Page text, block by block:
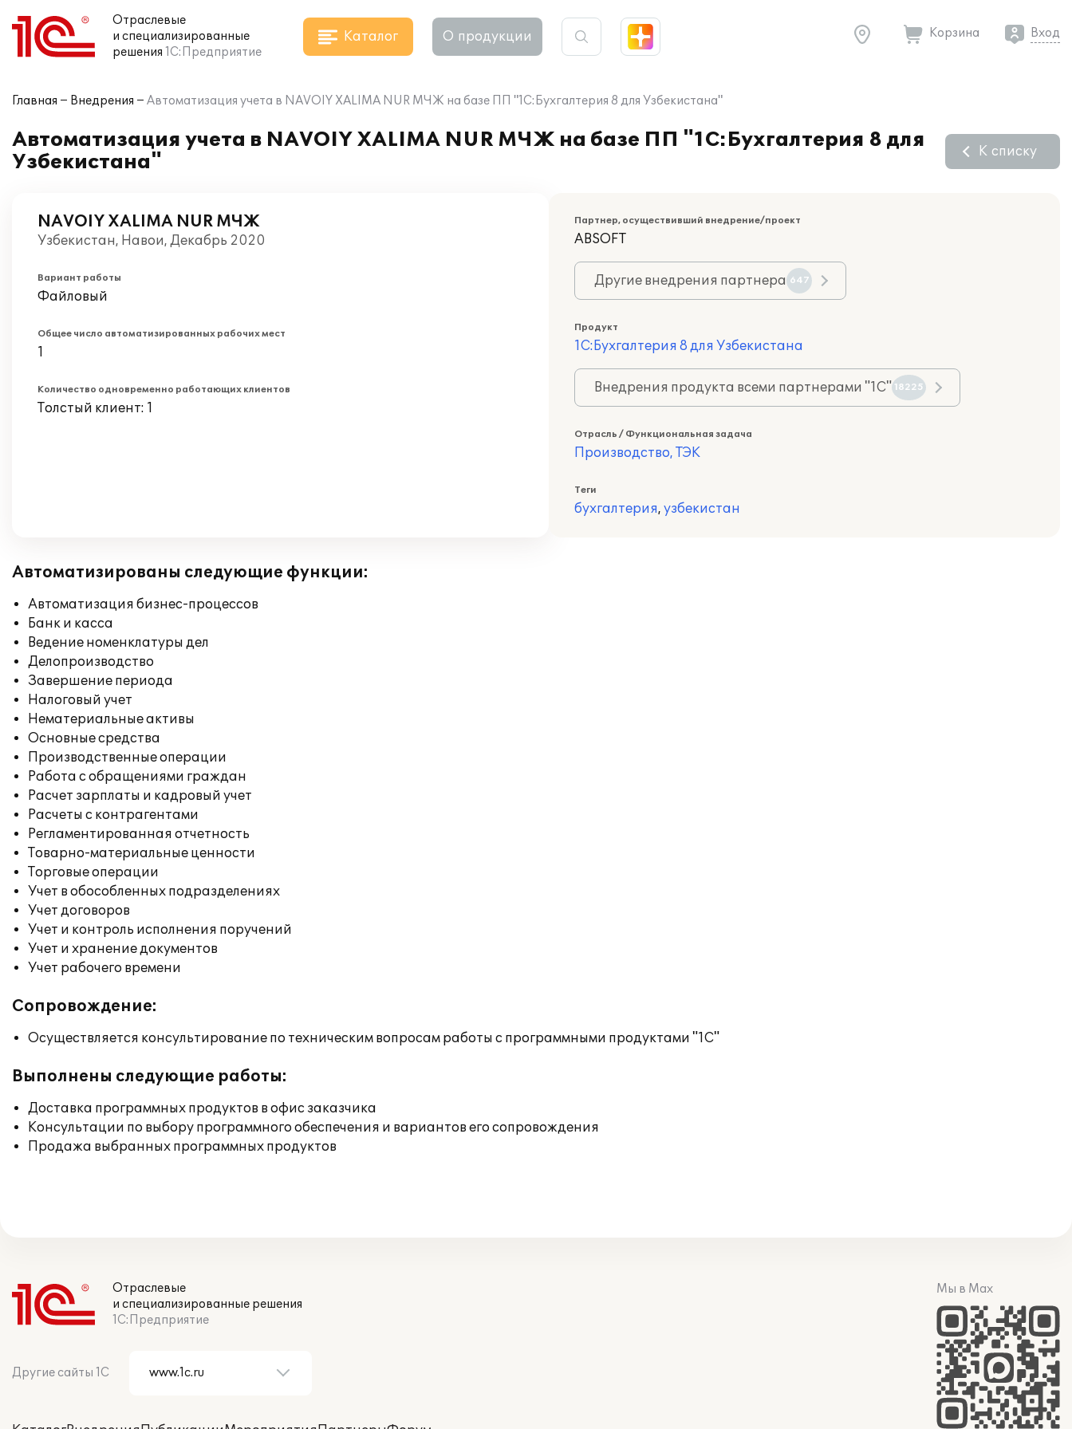
Отраслевые
и специализированные
решения 1С:Предприятие
Каталог О продукции Корзина Вход
Главная Внедрения Автоматизация учета в NAVOIY XALIMA NUR МЧЖ на базе ПП "1С:Бухгалтерия 8 для Узбекистана"
Автоматизация учета в NAVOIY XALIMA NUR МЧЖ на базе ПП "1С:Бухгалтерия 8 для
Узбекистана"
К списку
NAVOIY XALIMA NUR МЧЖ
Узбекистан, Навои, Декабрь 2020
Вариант работы
Файловый
Общее число автоматизированных рабочих мест
1
Количество одновременно работающих клиентов
Толстый клиент: 1
Партнер, осуществивший внедрение/проект
ABSOFT
Другие внедрения партнера 647
Продукт
1С:Бухгалтерия 8 для Узбекистана
Внедрения продукта всеми партнерами "1С" 18225
Отрасль / Функциональная задача
Производство, ТЭК
Теги
бухгалтерия, узбекистан
Автоматизированы следующие функции:
Автоматизация бизнес-процессов
Банк и касса
Ведение номенклатуры дел
Делопроизводство
Завершение периода
Налоговый учет
Нематериальные активы
Основные средства
Производственные операции
Работа с обращениями граждан
Расчет зарплаты и кадровый учет
Расчеты с контрагентами
Регламентированная отчетность
Товарно-материальные ценности
Торговые операции
Учет в обособленных подразделениях
Учет договоров
Учет и контроль исполнения поручений
Учет и хранение документов
Учет рабочего времени
Сопровождение:
Осуществляется консультирование по техническим вопросам работы с программными продуктами "1С"
Выполнены следующие работы:
Доставка программных продуктов в офис заказчика
Консультации по выбору программного обеспечения и вариантов его сопровождения
Продажа выбранных программных продуктов
Отраслевые
и специализированные решения
1С:Предприятие
Другие сайты 1С
Мы в Max